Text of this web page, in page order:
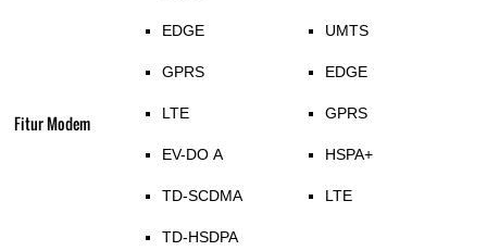
Fitur Modem
EDGE
GPRS
LTE
EV-DO A
TD-SCDMA
TD-HSDPA
UMTS
EDGE
GPRS
HSPA+
LTE